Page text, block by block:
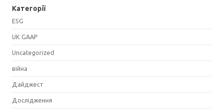
Категорії
ESG
UK GAAP
Uncategorized
війна
Дайджест
Дослідження